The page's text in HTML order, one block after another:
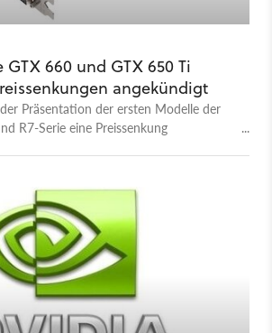
660 und GTX 650 Ti
angekündigt
Präsentation der ersten Modelle der
R7-Serie eine Preissenkung